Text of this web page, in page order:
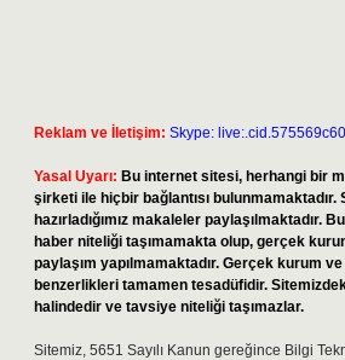
Reklam ve İletişim: Skype:
Yasal Uyarı: Bu internet sitesi, herhangi bir
şirketi ile hiçbir bağlantısı bulunmamaktadır.
hazırladığımız makaleler paylaşılmaktadır.
haber niteliği taşımamakta olup, gerçek
paylaşım yapılmamaktadır. Gerçek kurum
benzerlikleri tamamen tesadüfidir.
halindedir ve tavsiye niteliği taşımazlar.
Sitemiz, 5651 Sayılı Kanun gereğince Bilgi